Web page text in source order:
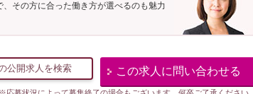
その方に合った働き方が選べるのも魅力
公開求人を検索 この求人に問い合わせる